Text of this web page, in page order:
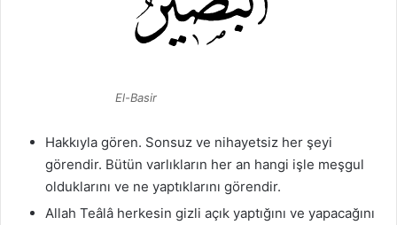
El-Basir
Hakkıyla gören. Sonsuz ve nihayetsiz her şeyi
görendir. Bütün varlıkların her an hangi işle meşgul
olduklarını ve ne yaptıklarını görendir.
Allah Teâlâ herkesin gizli açık yaptığını ve yapacağını